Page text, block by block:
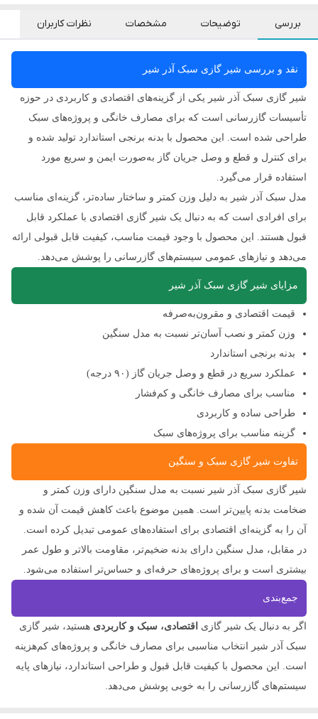
بررسی توضیحات مشخصات نظرات کاربران
نقد و بررسی شیر گازی سبک آذر شیر
شیر گازی سبک آذر شیر یکی از گزینه‌های اقتصادی و کاربردی در حوزه
تأسیسات گازرسانی است که برای مصارف خانگی و پروژه‌های سبک
طراحی شده است. این محصول با بدنه برنجی استاندارد تولید شده و
برای کنترل و قطع و وصل جریان گاز به‌صورت ایمن و سریع مورد
استفاده قرار می‌گیرد.
مدل سبک آذر شیر به دلیل وزن کمتر و ساختار ساده‌تر، گزینه‌ای مناسب
برای افرادی است که به دنبال یک شیر گازی اقتصادی با عملکرد قابل
قبول هستند. این محصول با وجود قیمت مناسب، کیفیت قابل قبولی ارائه
می‌دهد و نیازهای عمومی سیستم‌های گازرسانی را پوشش می‌دهد.
مزایای شیر گازی سبک آذر شیر
قیمت اقتصادی و مقرون‌به‌صرفه
وزن کمتر و نصب آسان‌تر نسبت به مدل سنگین
بدنه برنجی استاندارد
عملکرد سریع در قطع و وصل جریان گاز (۹۰ درجه)
مناسب برای مصارف خانگی و کم‌فشار
طراحی ساده و کاربردی
گزینه مناسب برای پروژه‌های سبک
تفاوت شیر گازی سبک و سنگین
شیر گازی سبک آذر شیر نسبت به مدل سنگین دارای وزن کمتر و
ضخامت بدنه پایین‌تر است. همین موضوع باعث کاهش قیمت آن شده و
آن را به گزینه‌ای اقتصادی برای استفاده‌های عمومی تبدیل کرده است.
در مقابل، مدل سنگین دارای بدنه ضخیم‌تر، مقاومت بالاتر و طول عمر
بیشتری است و برای پروژه‌های حرفه‌ای و حساس‌تر استفاده می‌شود.
جمع‌بندی
اگر به دنبال یک شیر گازی اقتصادی، سبک و کاربردی هستید، شیر گازی
سبک آذر شیر انتخاب مناسبی برای مصارف خانگی و پروژه‌های کم‌هزینه
است. این محصول با کیفیت قابل قبول و طراحی استاندارد، نیازهای پایه
سیستم‌های گازرسانی را به خوبی پوشش می‌دهد.